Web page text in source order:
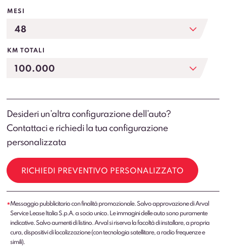
MESI
KM TOTALI
Desideri un’altra configurazione dell’auto?
Contattaci e richiedi la tua configurazione
personalizzata
RICHIEDI PREVENTIVO PERSONALIZZATO
*Messaggio pubblicitario con finalità promozionale. Salvo approvazione di Arval
Service Lease Italia S.p.A. a socio unico. Le immagini delle auto sono puramente
indicative. Salvo aumenti di listino. Arval si riserva la facoltà di installare, a propria
cura, dispositivi di localizzazione (con tecnologia satellitare, a radio frequenze e
simili).